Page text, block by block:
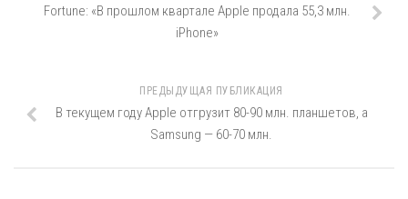
Fortune: «В прошлом квартале Apple продала 55,3 млн.
iPhone»
ПРЕДЫДУЩАЯ ПУБЛИКАЦИЯ
В текущем году Apple отгрузит 80-90 млн. планшетов, а
Samsung — 60-70 млн.